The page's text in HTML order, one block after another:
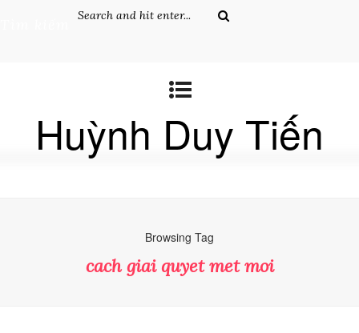
Huỳnh Duy Tiến
Browsing Tag
cach giai quyet met moi